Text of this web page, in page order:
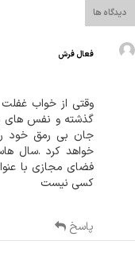
دیدگاه ها
فعال فرش
وقتی از خواب غفلت
گذشته و نفس های
جان بی رمق خود
خواهد کرد .سال
فضای مجازی با
کسی نیست
پاسخ